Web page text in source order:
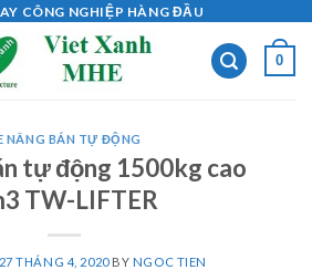
CÔNG NGHIỆP HÀNG ĐẦU
0
NÂNG BÁN TỰ ĐỘNG
tự động 1500kg cao
TW-LIFTER
27 THÁNG 4, 2020BY NGOC TIEN